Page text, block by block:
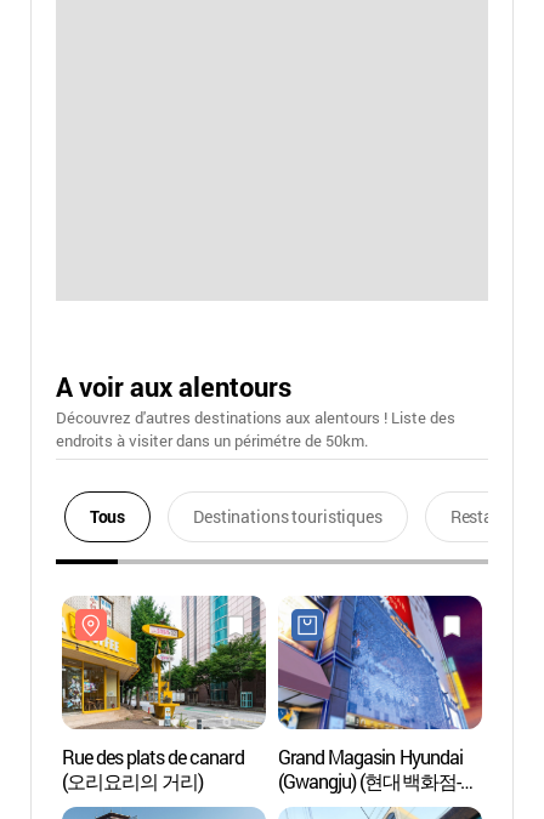
A voir aux alentours
Découvrez d'autres destinations aux alentours ! Liste des
endroits à visiter dans un périmétre de 50km.
Tous Destinations touristiques Restaurants
Rue des plats de canard
(오리요리의 거리)
Grand Magasin Hyundai
(Gwangju) (현대백화점-
광주점)